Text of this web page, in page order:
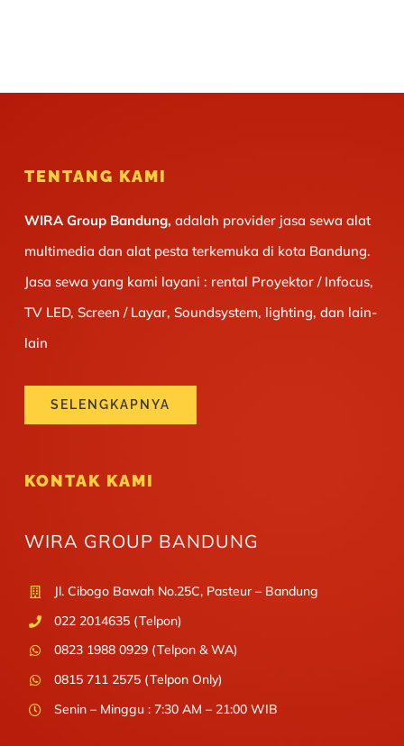
TENTANG KAMI
WIRA Group Bandung, adalah provider jasa sewa alat
multimedia dan alat pesta terkemuka di kota Bandung.
Jasa sewa yang kami layani : rental Proyektor / Infocus,
TV LED, Screen / Layar, Soundsystem, lighting, dan lain-
lain
SELENGKAPNYA
KONTAK KAMI
WIRA GROUP BANDUNG
Jl. Cibogo Bawah No.25C, Pasteur – Bandung
022 2014635 (Telpon)
0823 1988 0929 (Telpon & WA)
0815 711 2575 (Telpon Only)
Senin – Minggu : 7:30 AM – 21:00 WIB